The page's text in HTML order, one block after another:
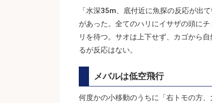
「水深35m、底付近に魚探の反応が出
があった。全てのハリにイサザの頭に
リを待つ。サオは上下せず、カゴから
るが反応はない。
メバルは低空飛行
何度かの小移動のうちに「右トモの方